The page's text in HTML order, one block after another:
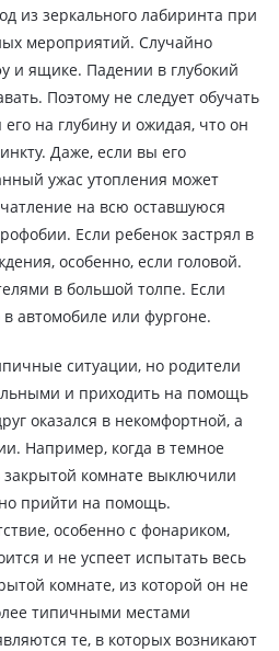
из зеркального лабиринта при
мероприятий. Случайно
и ящике. Падении в глубокий
Поэтому не следует обучать
на глубину и ожидая, что он
Даже, если вы его
ужас утопления может
на всю оставшуюся
Если ребенок застрял в
особенно, если головой.
в большой толпе. Если
автомобиле или фургоне.
ситуации, но родители
и приходить на помощь
оказался в некомфортной, а
Например, когда в темное
комнате выключили
прийти на помощь.
особенно с фонариком,
и не успеет испытать весь
комнате, из которой он не
типичными местами
те, в которых возникают